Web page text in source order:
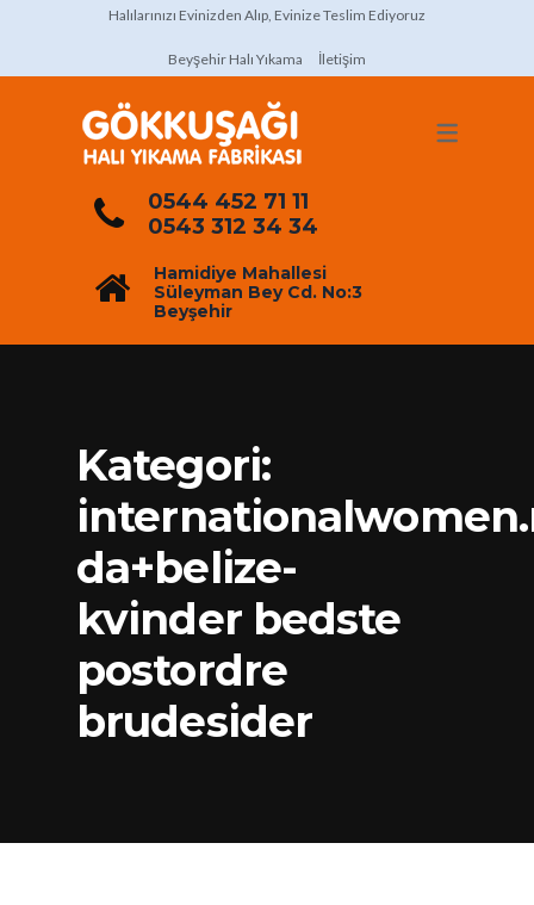
Halılarınızı Evinizden Alıp, Evinize Teslim Ediyoruz
Beyşehir Halı Yıkama İletişim
0544 452 71 11
0543 312 34 34
Hamidiye Mahallesi
Süleyman Bey Cd. No:3
Beyşehir
Kategori:
da+belize-
kvinder bedste
postordre
brudesider